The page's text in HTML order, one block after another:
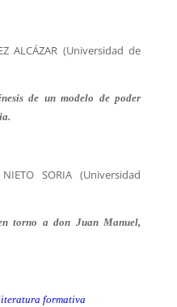
ALCÁZAR (Universidad de
de un modelo de poder
SORIA (Universidad
torno a don Juan Manuel,
formativa